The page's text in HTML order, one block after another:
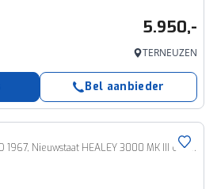
5.950,-
TERNEUZEN
Bel aanbieder
HEALEY 3000 MK III CABRIO 1967, Nieuwstaat HEALEY 3000 MK III CABRIO 1967, Nieuwstaat